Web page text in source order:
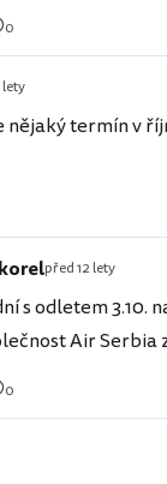
0
lety
nějaký termín v
před 12 lety
s odletem 3.10.
Air Serbia
0